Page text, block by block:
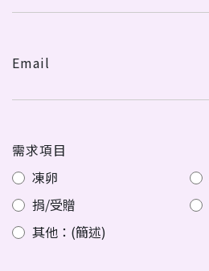
Email
需求項目
凍卵
捐/受贈
其他：(簡述)